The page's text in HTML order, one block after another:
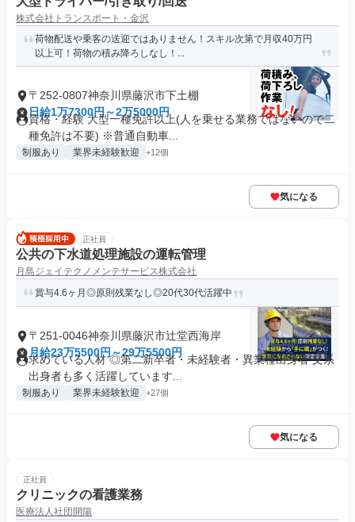
株式会社トランスポート・金沢
荷物配送や乗客の送迎ではありません！スキル次第で月収40万円
以上可！荷物の積み降ろしなし！...
〒252-0807神奈川県藤沢市下土棚
日給1万7300円～2万5000円
資格・経験 大型一種免許以上(人を乗せる業務ではないので二
種免許は不要) ※普通自動車...
制服あり 業界未経験歓迎 +12個
気になる
正社員
公共の下水道処理施設の運転管理
月島ジェイテクノメンテサービス株式会社
賞与4.6ヶ月◎原則残業なし◎20代30代活躍中
〒251-0046神奈川県藤沢市辻堂西海岸
月給23万5500円～29万5500円
求めている人材 ◎第二新卒者・未経験者・異業種出身者 文系
出身者も多く活躍しています...
制服あり 業界未経験歓迎 +27個
気になる
正社員
クリニックの看護業務
医療法人社団開陽